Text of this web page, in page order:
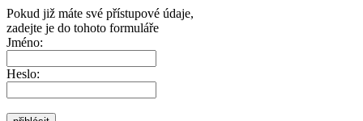
Pokud již máte své přístupové údaje,
zadejte je do tohoto formuláře
Jméno:
Heslo: